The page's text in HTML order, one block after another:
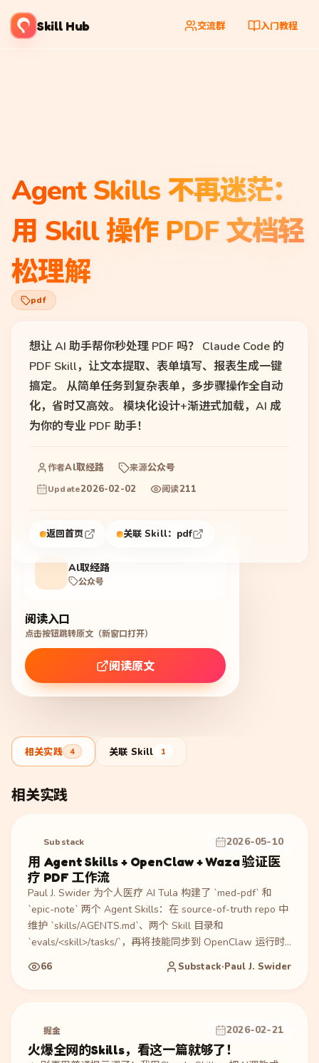
Skill Hub 交流群 入门教程
Agent Skills 不再迷茫：
用 Skill 操作 PDF 文档轻
松理解
pdf
想让 AI 助手帮你秒处理 PDF 吗？ Claude Code 的
PDF Skill，让文本提取、表单填写、报表生成一键
搞定。 从简单任务到复杂表单，多步骤操作全自动
化，省时又高效。 模块化设计+渐进式加载，AI 成
为你的专业 PDF 助手！
作者Al取经路 来源公众号
Update2026-02-02 阅读211
返回首页 关联 Skill： pdf
Al取经路
公众号
阅读入口
点击按钮跳转原文（新窗口打开）
阅读原文
相关实践 4 关联 Skill 1
相关实践
Substack 2026-05-10
用 Agent Skills + OpenClaw + Waza 验证医
疗 PDF 工作流
Paul J. Swider 为个人医疗 AI Tula 构建了 `med-pdf` 和
`epic-note` 两个 Agent Skills：在 source-of-truth repo 中
维护 `skills/AGENTS.md`、两个 Skill 目录和
`evals/<skill>/tasks/`，再将技能同步到 OpenClaw 运行时
`~/.openclaw/workspace/skills/`。他用明确优先级规则处理
Anthropic Agent Skills 规范与 Microsoft Waza 检查的冲
突，并按 progressive disclosure 把 `SKILL.md`、
5/5 eval，success rate 100.0%，aggregate score 1.00，
duration 29.369s；`epic-note` 的 4-task suite 也 clean，
覆盖 PHI 边界、非医疗 PDF 拒绝、LabCorp/MyChart 解析
66 Substack·Paul J. Swider
掘金 2026-02-21
火爆全网的Skills，看这一篇就够了！